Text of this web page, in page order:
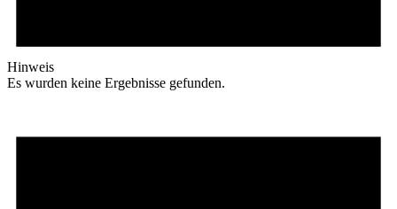
Hinweis
Es wurden keine Ergebnisse gefunden.